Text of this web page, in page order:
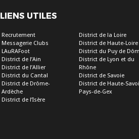
LIENS UTILES
Recrutement
Messagerie Clubs
LAuRAFoot
District de l’Ain
District de l’Allier
District du Cantal
District de Drôme-
Ardèche
District de l’Isère
District de la Loire
District de Haute-Loire
District du Puy de
District de Lyon et du
Rhône
District de Savoie
District de Haute-
Pays-de-Gex